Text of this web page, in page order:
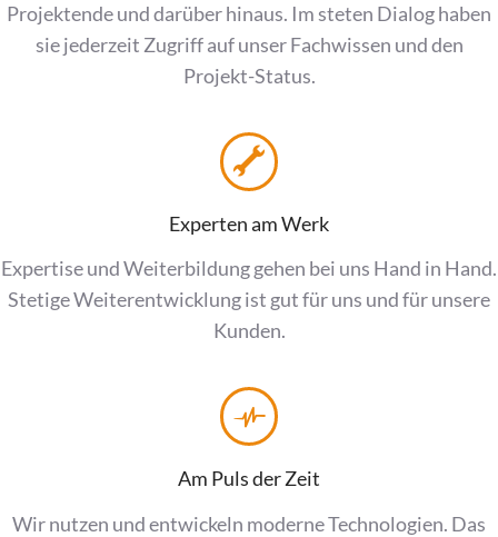
Projektende und darüber hinaus. Im steten Dialog haben
sie jederzeit Zugriff auf unser Fachwissen und den
Projekt-Status.
Experten am Werk
Expertise und Weiterbildung gehen bei uns Hand in Hand.
Stetige Weiterentwicklung ist gut für uns und für unsere
Kunden.
Am Puls der Zeit
Wir nutzen und entwickeln moderne Technologien. Das